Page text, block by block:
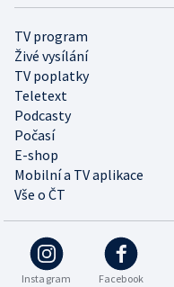
TV program
Živé vysílání
TV poplatky
Teletext
Podcasty
Počasí
E-shop
Mobilní a TV aplikace
Vše o ČT
Instagram Facebook